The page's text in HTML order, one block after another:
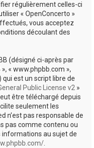
régulièrement celles-ci
« OpenConcerto »
vous acceptez
découlant des
(désigné ci-après par
», « www.phpbb.com »,
qui est un script libre de
Public License v2 »
être téléchargé depuis
seulement les
n’est pas responsable de
pas comme contenu ou
informations au sujet de
.